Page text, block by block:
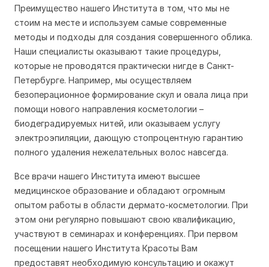
Преимущество нашего Института в том, что мы не
стоим на месте и используем самые современные
методы и подходы для создания совершенного облика.
Наши специалисты оказывают такие процедуры,
которые не проводятся практически нигде в Санкт-
Петербурге. Например, мы осуществляем
безоперационное формирование скул и овала лица при
помощи нового направления косметологии –
биодеградируемых нитей, или оказываем услугу
электроэпиляции, дающую стопроцентную гарантию
полного удаления нежелательных волос навсегда.
Все врачи нашего Института имеют высшее
медицинское образование и обладают огромным
опытом работы в области дермато-косметологии. При
этом они регулярно повышают свою квалификацию,
участвуют в семинарах и конференциях. При первом
посещении нашего Института Красоты Вам
предоставят необходимую консультацию и окажут